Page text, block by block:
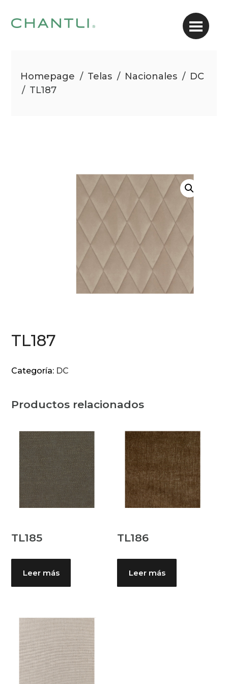
Homepage / Telas / Nacionales / DC
/ TL187
TL187
Categoría: DC
Productos relacionados
TL185
Leer más
TL186
Leer más